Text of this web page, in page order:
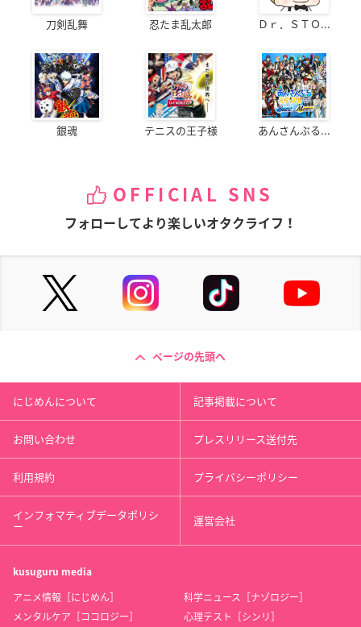
刀剣乱舞 忍たま乱太郎 Ｄｒ．ＳＴＯ...
銀魂 テニスの王子様 あんさんぶる...
OFFICIAL SNS
フォローしてより楽しいオタクライフ！
ページの先頭へ
にじめんについて 記事掲載について
お問い合わせ プレスリリース送付先
利用規約 プライバシーポリシー
インフォマティブデータポリシ
ー 運営会社
kusuguru media
アニメ情報［にじめん］
科学ニュース［ナゾロジー］
メンタルケア［ココロジー］
心理テスト［シンリ］